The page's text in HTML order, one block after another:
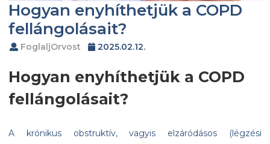
Hogyan enyhíthetjük a COPD
fellángolásait?
FoglaljOrvost 2025.02.12.
Hogyan enyhíthetjük a COPD
fellángolásait?
A krónikus obstruktív, vagyis elzáródásos (légzési